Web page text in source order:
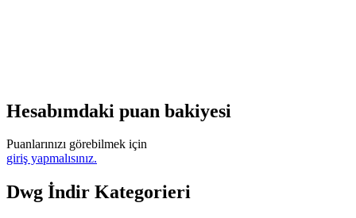
Hesabımdaki puan bakiyesi
Puanlarınızı görebilmek için
giriş yapmalısınız.
Dwg İndir Kategorieri